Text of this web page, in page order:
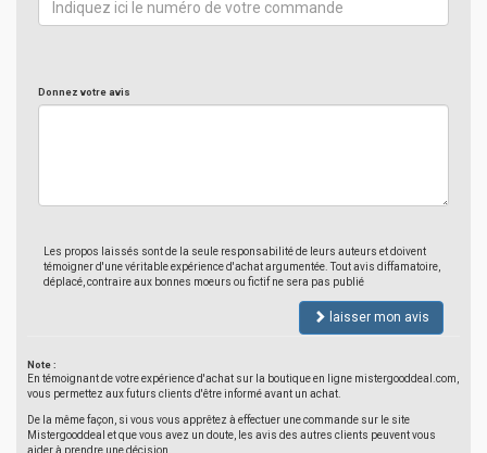
Donnez votre avis
Les propos laissés sont de la seule responsabilité de leurs auteurs et doivent
témoigner d'une véritable expérience d'achat argumentée. Tout avis diffamatoire,
déplacé, contraire aux bonnes moeurs ou fictif ne sera pas publié
laisser mon avis
Note :
En témoignant de votre expérience d'achat sur la boutique en ligne mistergooddeal.com,
vous permettez aux futurs clients d'être informé avant un achat.
De la même façon, si vous vous apprêtez à effectuer une commande sur le site
Mistergooddeal et que vous avez un doute, les avis des autres clients peuvent vous
aider à prendre une décision.